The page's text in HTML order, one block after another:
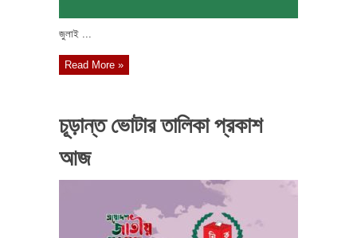
জুলাই ...
Read More »
চূড়ান্ত ভোটার তালিকা প্রকাশ
আজ